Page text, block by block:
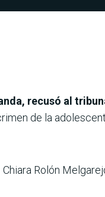
recusó al
de la
Chiara Rolón